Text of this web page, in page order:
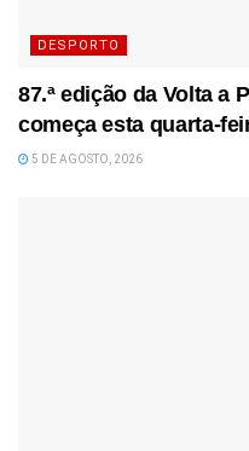
DESPORTO
87.ª edição da Volta a
começa esta quarta-
5 DE AGOSTO, 2026